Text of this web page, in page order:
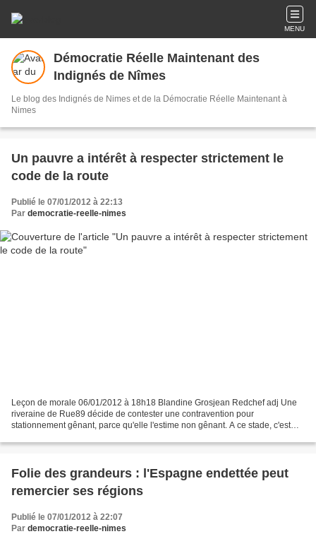
MENU
Démocratie Réelle Maintenant des
Indignés de Nîmes
Le blog des Indignés de Nimes et de la Démocratie Réelle Maintenant à
Nimes
Un pauvre a intérêt à respecter strictement le
code de la route
Publié le 07/01/2012 à 22:13
Par democratie-reelle-nimes
Leçon de morale 06/01/2012 à 18h18 Blandine Grosjean Redchef adj Une
riveraine de Rue89 décide de contester une contravention pour
stationnement gênant, parce qu'elle l'estime non gênant. A ce stade, c'est
Folie des grandeurs : l'Espagne endettée peut
remercier ses régions
Publié le 07/01/2012 à 22:07
Par democratie-reelle-nimes